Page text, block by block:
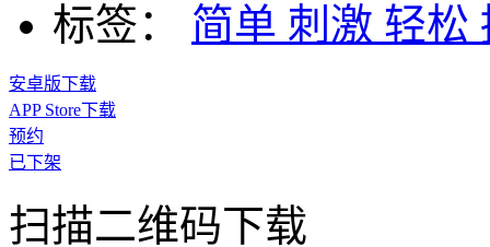
标签：
简单 刺激 轻松
安卓版下载
APP Store下载
预约
已下架
扫描二维码下载